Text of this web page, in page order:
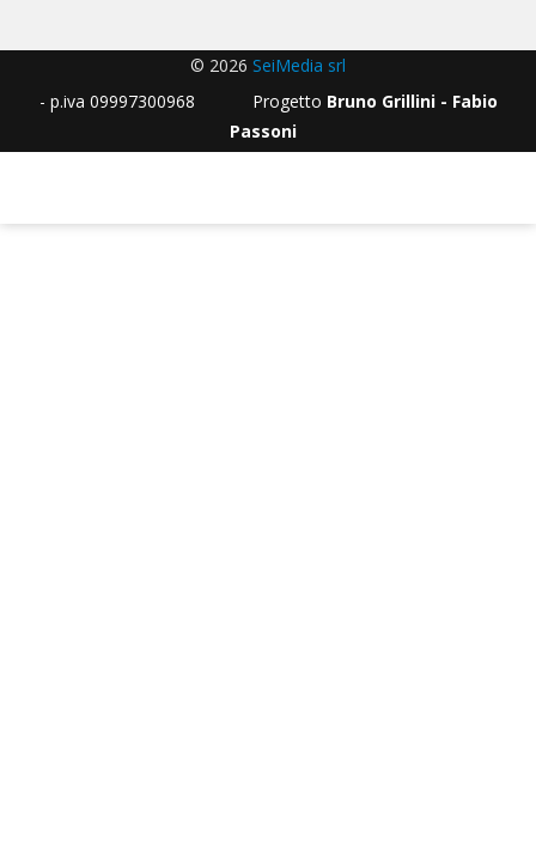
© 2026 SeiMedia srl
- p.iva 09997300968 Progetto Bruno Grillini - Fabio
Passoni